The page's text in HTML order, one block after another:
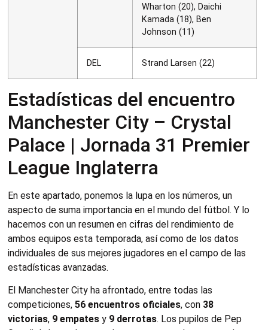
Wharton (20), Daichi
Kamada (18), Ben
Johnson (11)
DEL Strand Larsen (22)
Estadísticas del encuentro
Manchester City – Crystal
Palace | Jornada 31 Premier
League Inglaterra
En este apartado, ponemos la lupa en los números, un
aspecto de suma importancia en el mundo del fútbol. Y lo
hacemos con un resumen en cifras del rendimiento de
ambos equipos esta temporada, así como de los datos
individuales de sus mejores jugadores en el campo de las
estadísticas avanzadas.
El Manchester City ha afrontado, entre todas las
competiciones, 56 encuentros oficiales, con 38
victorias, 9 empates y 9 derrotas. Los pupilos de Pep